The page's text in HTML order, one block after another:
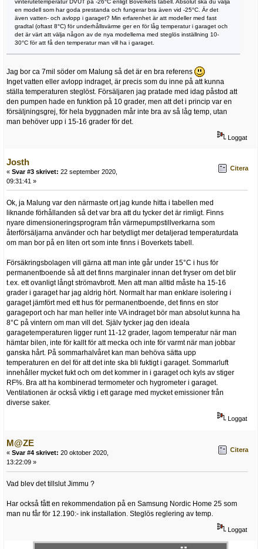
en modell som har goda prestanda och fungerar bra även vid -25°C. Är det
även vatten- och avlopp i garaget? Min erfarenhet är att modeller med fast
gradtal (oftast 8°C) för underhållsvärme ger en för låg temperatur i garaget och
det är värt att välja någon av de nya modellerna med steglös inställning 10-
30°C för att få den temperatur man vill ha i garaget.
Jag bor ca 7mil söder om Malung så det är en bra referens
Inget vatten eller avlopp indraget, är precis som du inne på att kunna
ställa temperaturen steglöst. Försäljaren jag pratade med idag påstod att
den pumpen hade en funktion på 10 grader, men att det i princip var en
försäljningsgrej, för hela byggnaden mår inte bra av så låg temp, utan
man behöver upp i 15-16 grader för det.
Loggat
Josth
« Svar #3 skrivet: 22 september 2020,
09:31:41 »
Citera
Ok, ja Malung var den närmaste ort jag kunde hitta i tabellen med
liknande förhållanden så det var bra att du tycker det är rimligt. Finns
nyare dimensioneringsprogram från värmepumpstillverkarna som
återförsäljarna använder och har betydligt mer detaljerad temperaturdata
om man bor på en liten ort som inte finns i Boverkets tabell.
Försäkringsbolagen vill gärna att man inte går under 15°C i hus för
permanentboende så att det finns marginaler innan det fryser om det blir
t.ex. ett ovanligt långt strömavbrott. Men att man alltid måste ha 15-16
grader i garaget har jag aldrig hört. Normalt har man enklare isolering i
garaget jämfört med ett hus för permanentboende, det finns en stor
garageport och har man heller inte VA indraget bör man absolut kunna ha
8°C på vintern om man vill det. Själv tycker jag den ideala
garagetemperaturen ligger runt 11-12 grader, lagom temperatur när man
hämtar bilen, inte för kallt för att mecka och inte för varmt när man jobbar
ganska hårt. På sommarhalvåret kan man behöva sätta upp
temperaturen en del för att det inte ska bli fuktigt i garaget. Sommarluft
innehåller mycket fukt och om det kommer in i garaget och kyls av stiger
RF%. Bra att ha kombinerad termometer och hygrometer i garaget.
Ventilationen är också viktig i ett garage med mycket emissioner från
diverse saker.
Loggat
M@ZE
« Svar #4 skrivet: 20 oktober 2020,
13:22:09 »
Citera
Vad blev det tillslut Jimmu ?
Har också fått en rekommendation på en Samsung Nordic Home 25 som
man nu får för 12.190:- ink installation. Steglös reglering av temp.
Loggat